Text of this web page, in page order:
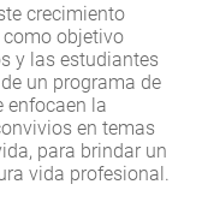
crecimiento
como objetivo
y las estudiantes
un programa de
enfocaen la
en temas
para brindar un
vida profesional.